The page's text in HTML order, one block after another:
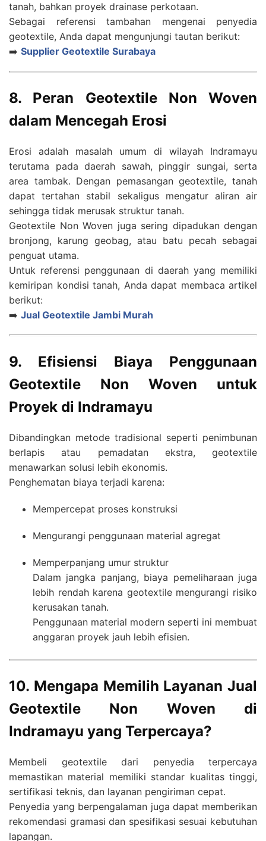
tanah, bahkan proyek drainase perkotaan.
Sebagai referensi tambahan mengenai penyedia
geotextile, Anda dapat mengunjungi tautan berikut:
➡️ Supplier Geotextile Surabaya
8. Peran Geotextile Non Woven
dalam Mencegah Erosi
Erosi adalah masalah umum di wilayah Indramayu
terutama pada daerah sawah, pinggir sungai, serta
area tambak. Dengan pemasangan geotextile, tanah
dapat tertahan stabil sekaligus mengatur aliran air
sehingga tidak merusak struktur tanah.
Geotextile Non Woven juga sering dipadukan dengan
bronjong, karung geobag, atau batu pecah sebagai
penguat utama.
Untuk referensi penggunaan di daerah yang memiliki
kemiripan kondisi tanah, Anda dapat membaca artikel
berikut:
➡️ Jual Geotextile Jambi Murah
9. Efisiensi Biaya Penggunaan
Geotextile Non Woven untuk
Proyek di Indramayu
Dibandingkan metode tradisional seperti penimbunan
berlapis atau pemadatan ekstra, geotextile
menawarkan solusi lebih ekonomis.
Penghematan biaya terjadi karena:
Mempercepat proses konstruksi
Mengurangi penggunaan material agregat
Memperpanjang umur struktur
Dalam jangka panjang, biaya pemeliharaan juga
lebih rendah karena geotextile mengurangi risiko
kerusakan tanah.
Penggunaan material modern seperti ini membuat
anggaran proyek jauh lebih efisien.
10. Mengapa Memilih Layanan Jual
Geotextile Non Woven di
Indramayu yang Terpercaya?
Membeli geotextile dari penyedia terpercaya
memastikan material memiliki standar kualitas tinggi,
sertifikasi teknis, dan layanan pengiriman cepat.
Penyedia yang berpengalaman juga dapat memberikan
rekomendasi gramasi dan spesifikasi sesuai kebutuhan
lapangan.